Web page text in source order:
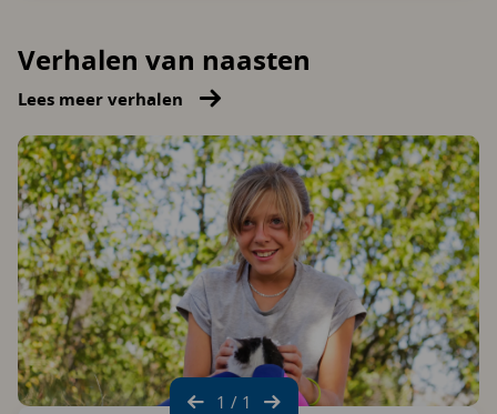
Verhalen van naasten
Lees meer verhalen
1 / 1